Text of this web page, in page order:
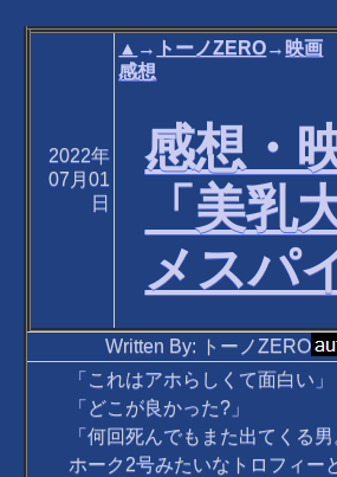
2022年
07月01
日
▲ → トーノZERO→ 映画
感想
感想・
「美乳
メスパ
Written By: トーノZERO
「これはアホらしくて面白い」
「どこが良かった?」
「何回死んでもまた出てくる
ホーク2号みたいなトロフィー